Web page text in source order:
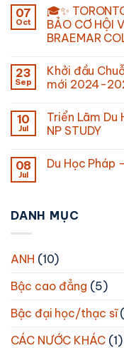
07
Oct
🎓✨
BẢO CƠ HỘI
BRAEMAR
23
Sep
Khởi đầu
mới 2024-
10
Jul
Triển Lãm
NP STUDY
08
Jul
Du Học Pháp
DANH MỤC
ANH (10)
Bậc cao đẳng (5)
Bậc đại học/thạc sĩ
CÁC NƯỚC KHÁC(1)